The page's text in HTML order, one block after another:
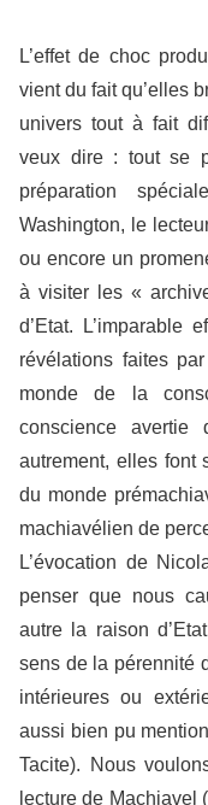
L’effet de choc
vient du fait qu’elles
univers tout à fait
veux dire : tout se
préparation
Washington, le
ou encore un
à visiter les «
d’Etat. L’imparable
révélations faites
monde de la
conscience
autrement, elles font
du monde
machiavélien de
L’évocation de
penser que nous
autre la raison
sens de la pérennité
intérieures ou
aussi bien pu
Tacite). Nous
lecture de Machiavel